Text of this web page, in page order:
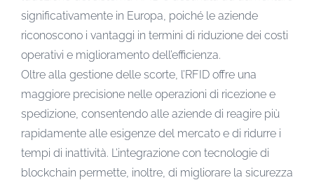
significativamente in Europa, poiché le aziende
riconoscono i vantaggi in termini di riduzione dei costi
operativi e miglioramento dell’efficienza.
Oltre alla gestione delle scorte, l’RFID offre una
maggiore precisione nelle operazioni di ricezione e
spedizione, consentendo alle aziende di reagire più
rapidamente alle esigenze del mercato e di ridurre i
tempi di inattività. L’integrazione con tecnologie di
blockchain permette, inoltre, di migliorare la sicurezza